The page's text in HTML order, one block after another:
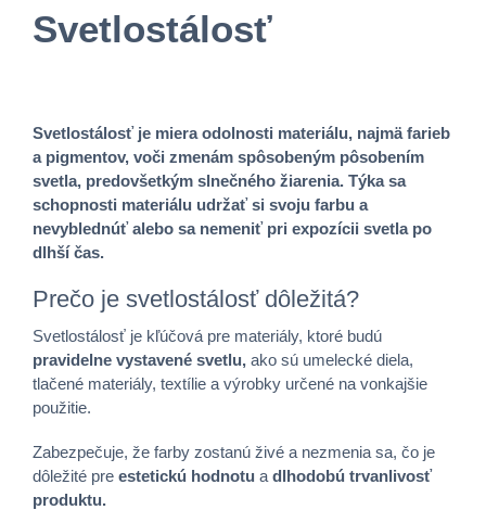
Svetlostálosť
Svetlostálosť je miera odolnosti materiálu, najmä farieb
a pigmentov, voči zmenám spôsobeným pôsobením
svetla, predovšetkým slnečného žiarenia. Týka sa
schopnosti materiálu udržať si svoju farbu a
nevyblednúť alebo sa nemeniť pri expozícii svetla po
dlhší čas.
Prečo je svetlostálosť dôležitá?
Svetlostálosť je kľúčová pre materiály, ktoré budú
pravidelne vystavené svetlu, ako sú umelecké diela,
tlačené materiály, textílie a výrobky určené na vonkajšie
použitie.
Zabezpečuje, že farby zostanú živé a nezmenia sa, čo je
dôležité pre estetickú hodnotu a dlhodobú trvanlivosť
produktu.